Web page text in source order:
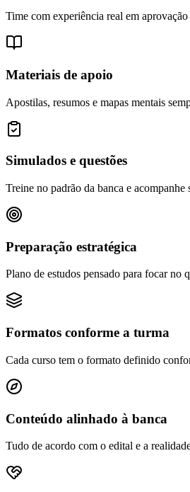
Time com experiência real em
Materiais de apoio
Apostilas, resumos e mapas mentais
Simulados e questões
Treine no padrão da banca e acompanhe
Preparação estratégica
Plano de estudos pensado para focar no
Formatos conforme a turma
Cada curso tem o formato definido
Conteúdo alinhado à banca
Tudo de acordo com o edital e a